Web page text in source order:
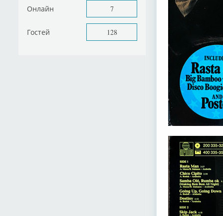
Онлайн 7
Гостей 128